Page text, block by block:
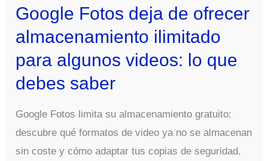
Google Fotos deja de ofrecer
almacenamiento ilimitado
para algunos videos: lo que
debes saber
Google Fotos limita su almacenamiento gratuito:
descubre qué formatos de video ya no se almacenan
sin coste y cómo adaptar tus copias de seguridad.